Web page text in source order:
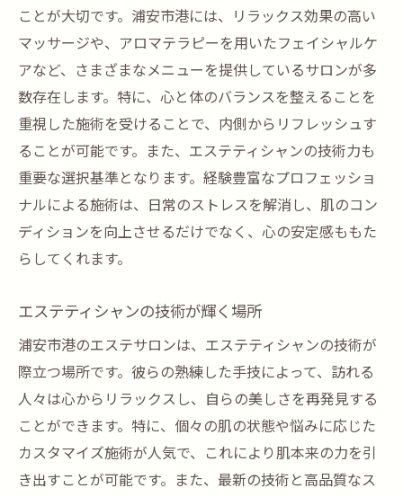
ことが大切です。浦安市港には、リラックス効果の高い
マッサージや、アロマテラピーを用いたフェイシャルケ
アなど、さまざまなメニューを提供しているサロンが多
数存在します。特に、心と体のバランスを整えることを
重視した施術を受けることで、内側からリフレッシュす
ることが可能です。また、エステティシャンの技術力も
重要な選択基準となります。経験豊富なプロフェッショ
ナルによる施術は、日常のストレスを解消し、肌のコン
ディションを向上させるだけでなく、心の安定感ももた
らしてくれます。
エステティシャンの技術が輝く場所
浦安市港のエステサロンは、エステティシャンの技術が
際立つ場所です。彼らの熟練した手技によって、訪れる
人々は心からリラックスし、自らの美しさを再発見する
ことができます。特に、個々の肌の状態や悩みに応じた
カスタマイズ施術が人気で、これにより肌本来の力を引
き出すことが可能です。また、最新の技術と高品質なス